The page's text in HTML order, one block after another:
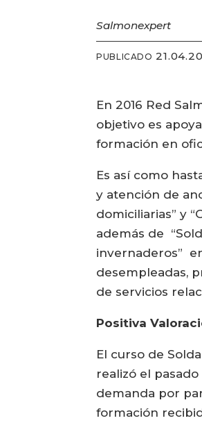
Salmonexpert
PUBLICADO
En 2016 Red
objetivo es
formación en
Es así como
y atención de
domiciliarias” y
además de
invernaderos”
desempleadas,
de servicios
Positiva
El curso de
realizó el
demanda por
formación